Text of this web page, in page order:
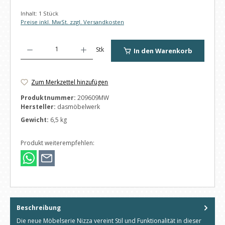
Inhalt: 1 Stück
Preise inkl. MwSt. zzgl. Versandkosten
Stk In den Warenkorb
Zum Merkzettel hinzufügen
Produktnummer: 209609MW
Hersteller: dasmöbelwerk
Gewicht: 6,5 kg
Produkt weiterempfehlen:
Beschreibung
Die neue Möbelserie Nizza vereint Stil und Funktionalität in dieser